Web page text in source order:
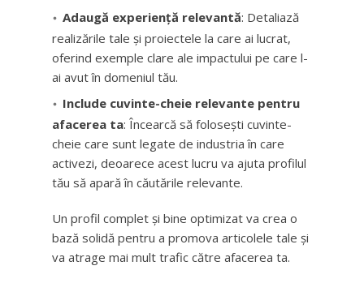
Adaugă experiență relevantă: Detaliază
realizările tale și proiectele la care ai lucrat,
oferind exemple clare ale impactului pe care l-
ai avut în domeniul tău.
Include cuvinte-cheie relevante pentru
afacerea ta: Încearcă să folosești cuvinte-
cheie care sunt legate de industria în care
activezi, deoarece acest lucru va ajuta profilul
tău să apară în căutările relevante.
Un profil complet și bine optimizat va crea o
bază solidă pentru a promova articolele tale și
va atrage mai mult trafic către afacerea ta.